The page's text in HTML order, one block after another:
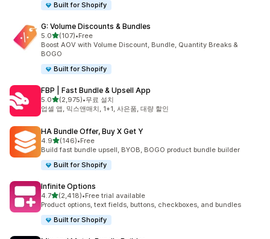
Built for Shopify
G: Volume Discounts & Bundles
5.0별 5개 중
(107)
총 리뷰 107개
•Free
Boost AOV with Volume Discount, Bundle, Quantity Breaks &
BOGO
Built for Shopify
FBP | Fast Bundle & Upsell App
5.0별 5개 중
(2,975)
총 리뷰 2975개
•무료 설치
업셀 앱, 믹스앤매치, 1+1, 사은품, 대량 할인
HA Bundle Offer, Buy X Get Y
4.9별 5개 중
(146)
총 리뷰 146개
•Free
Build fast bundle upsell, BYOB, BOGO product bundle builder
Built for Shopify
Infinite Options
4.7별 5개 중
(2,418)
총 리뷰 2418개
•Free trial available
Product options, text fields, buttons, checkboxes, and bundles
Built for Shopify